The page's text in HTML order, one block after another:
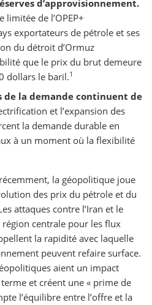
d’approvisionnement.
limitée de l’OPEP+
exportateurs de pétrole et ses
du détroit d’Ormuz
que le prix du brut demeure
dollars le baril.1
de la demande continuent de
et l’expansion des
la demande durable en
à un moment où la flexibilité
la géopolitique joue
des prix du pétrole et du
attaques contre l’Iran et le
région centrale pour les flux
la rapidité avec laquelle
peuvent refaire surface.
aient un impact
et créent une « prime de
l’équilibre entre l’offre et la